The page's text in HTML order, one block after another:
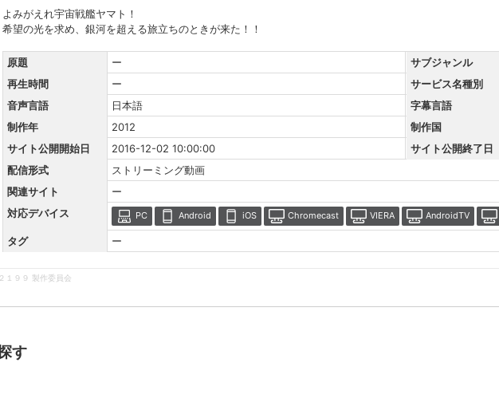
よみがえれ宇宙戦艦ヤマト！
希望の光を求め、銀河を超える旅立ちのときが来た！！
原題 ー
サブジャンル
再生時間
ー
サービス名種別
音声言語
日本語
字幕言語
制作年
2012
制作国
サイト公開開始日
2016-12-02 10:00:00
サイト公開終了日
配信形式
ストリーミング動画
関連サイト
ー
対応デバイス
PC Android iOS Chromecast VIERA AndroidTV
タグ ー
１９９ 製作委員会
す